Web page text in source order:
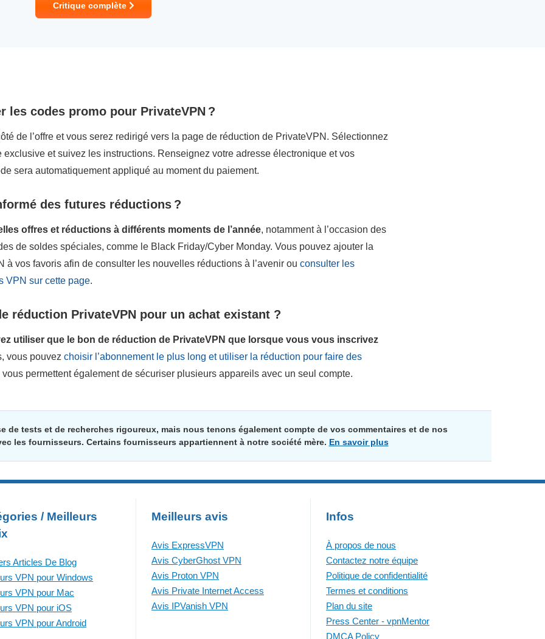
Critique complète
les codes promo pour PrivateVPN ?
de l’offre et vous serez redirigé vers la page de réduction de PrivateVPN. Sélectionnez
exclusive et suivez les instructions. Renseignez votre adresse électronique et vos
sera automatiquement appliqué au moment du paiement.
des futures réductions ?
offres et réductions à différents moments de l’année, notamment à l’occasion des
de soldes spéciales, comme le Black Friday/Cyber Monday. Vous pouvez ajouter la
à vos favoris afin de consulter les nouvelles réductions à l’avenir ou consulter les
VPN sur cette page.
réduction PrivateVPN pour un achat existant ?
utiliser que le bon de réduction de PrivateVPN que lorsque vous vous inscrivez
vous pouvez choisir l’abonnement le plus long et utiliser la réduction pour faire des
permettent également de sécuriser plusieurs appareils avec un seul compte.
de tests et de recherches rigoureux, mais nous tenons également compte de vos commentaires et de nos
les fournisseurs. Certains fournisseurs appartiennent à notre société mère. En savoir plus
/ Meilleurs
Articles De Blog
VPN pour Windows
VPN pour Mac
VPN pour iOS
VPN pour Android
Meilleurs avis
Avis ExpressVPN
Avis CyberGhost VPN
Avis Proton VPN
Avis Private Internet Access
Avis IPVanish VPN
Infos
À propos de nous
Contactez notre équipe
Politique de confidentialité
Termes et conditions
Plan du site
Press Center - vpnMentor
DMCA Policy